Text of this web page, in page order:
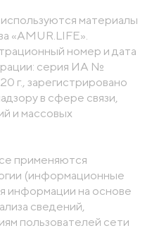
материалы
«AMUR.LIFE».
номер и дата
серия ИА №
г., зарегистрировано
в сфере связи,
и массовых
применяются
(информационные
информации на основе
сведений,
пользователей сети